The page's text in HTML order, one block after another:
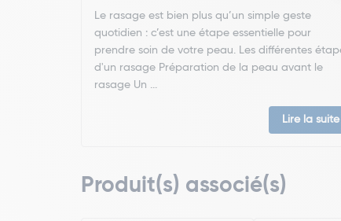
Le rasage est bien plus qu’un simple geste
quotidien : c’est une étape essentielle pour
prendre soin de votre peau. Les différentes
d'un rasage Préparation de la peau avant le
rasage Un ...
Lire la suite
Produit(s) associé(s)